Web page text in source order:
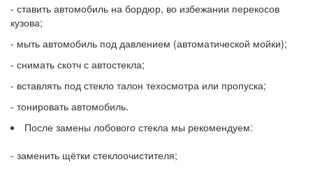
- ставить автомобиль на бордюр, во избежании перекосов
кузова;
- мыть автомобиль под давлением (автоматической мойки);
- снимать скотч с автостекла;
- вставлять под стекло талон техосмотра или пропуска;
- тонировать автомобиль.
После замены лобового стекла мы рекомендуем:
- заменить щётки стеклоочистителя;